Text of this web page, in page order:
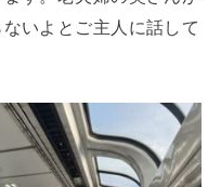
いよとご主人に話して